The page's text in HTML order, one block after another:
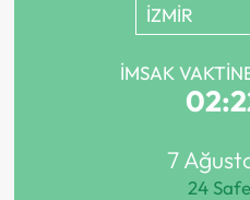
İZMİR
İMSAK
7
24